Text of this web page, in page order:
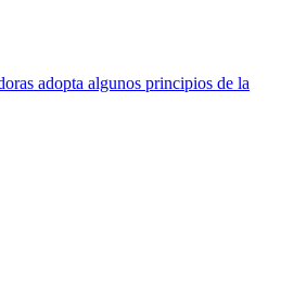
adopta algunos principios de la